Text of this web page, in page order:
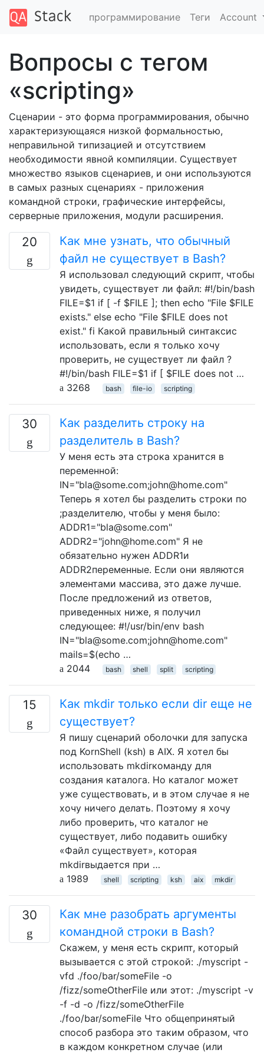
программирование Теги Account
Вопросы с тегом
«scripting»
Сценарии - это форма программирования, обычно
характеризующаяся низкой формальностью,
неправильной типизацией и отсутствием
необходимости явной компиляции. Существует
множество языков сценариев, и они используются
в самых разных сценариях - приложения
командной строки, графические интерфейсы,
серверные приложения, модули расширения.
20
Как мне узнать, что обычный
файл не существует в Bash?
Я использовал следующий скрипт, чтобы
увидеть, существует ли файл: #!/bin/bash
FILE=$1 if [ -f $FILE ]; then echo "File $FILE
exists." else echo "File $FILE does not
exist." fi Какой правильный синтаксис
использовать, если я только хочу
проверить, не существует ли файл ?
#!/bin/bash FILE=$1 if [ $FILE does not …
3268
bash file-io scripting
30
Как разделить строку на
разделитель в Bash?
У меня есть эта строка хранится в
переменной:
IN="bla@some.com;john@home.com"
Теперь я хотел бы разделить строки по
;разделителю, чтобы у меня было:
ADDR1="bla@some.com"
ADDR2="john@home.com" Я не
обязательно нужен ADDR1и
ADDR2переменные. Если они являются
элементами массива, это даже лучше.
После предложений из ответов,
приведенных ниже, я получил
следующее: #!/usr/bin/env bash
IN="bla@some.com;john@home.com"
mails=$(echo …
2044
bash shell split scripting
15
Как mkdir только если dir еще не
существует?
Я пишу сценарий оболочки для запуска
под KornShell (ksh) в AIX. Я хотел бы
использовать mkdirкоманду для
создания каталога. Но каталог может
уже существовать, и в этом случае я не
хочу ничего делать. Поэтому я хочу
либо проверить, что каталог не
существует, либо подавить ошибку
«Файл существует», которая
mkdirвыдается при …
1989
shell scripting ksh aix mkdir
30
Как мне разобрать аргументы
командной строки в Bash?
Скажем, у меня есть скрипт, который
вызывается с этой строкой: ./myscript -
vfd ./foo/bar/someFile -o
/fizz/someOtherFile или этот: ./myscript -v
-f -d -o /fizz/someOtherFile
./foo/bar/someFile Что общепринятый
способ разбора это таким образом, что
в каждом конкретном случае (или